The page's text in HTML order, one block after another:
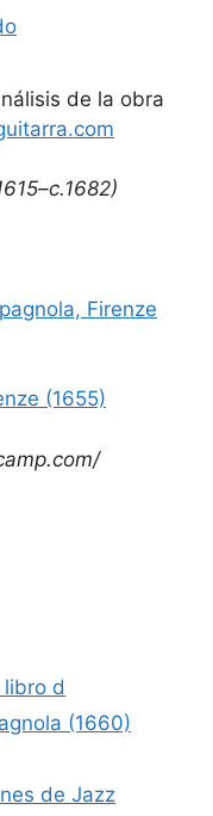
de la obra
Firenze
(1655)
d
(1660)
de Jazz